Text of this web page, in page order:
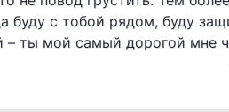
буду с тобой рядом, буду
– ты мой самый дорогой мне